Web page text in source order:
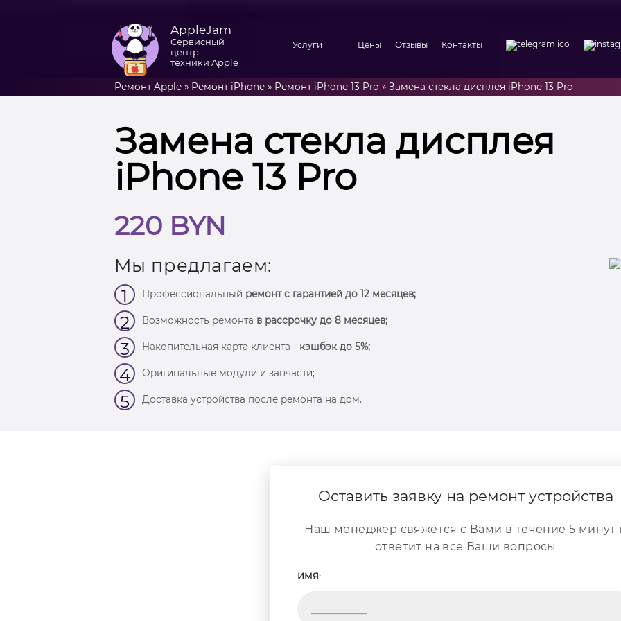
AppleJam
Сервисный
центр
техники Apple
Услуги Цены Отзывы Контакты
Ремонт Apple» Ремонт iPhone» Ремонт iPhone 13 Pro » Замена стекла дисплея iPhone 13 Pro
Замена стекла дисплея
iPhone 13 Pro
220 BYN
Мы предлагаем:
1 Профессиональный ремонт с гарантией до 12 месяцев;
2 Возможность ремонта в рассрочку до 8 месяцев;
3 Накопительная карта клиента - кэшбэк до 5%;
4 Оригинальные модули и запчасти;
5 Доставка устройства после ремонта на дом.
Оставить заявку на ремонт устройства
Наш менеджер свяжется с Вами в течение 5 минут
ответит на все Ваши вопросы
ИМЯ: